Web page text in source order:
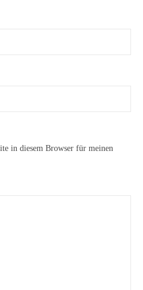
in diesem Browser für meinen